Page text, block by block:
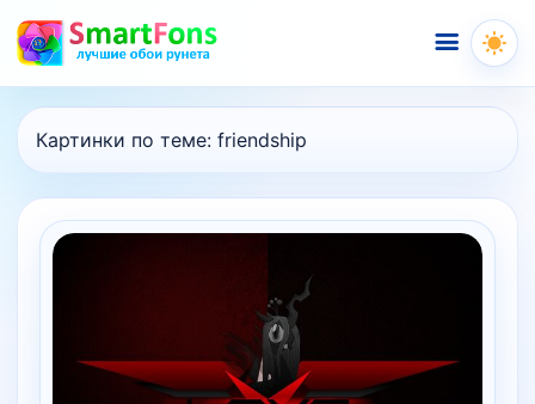
Меню
Картинки по теме: friendship